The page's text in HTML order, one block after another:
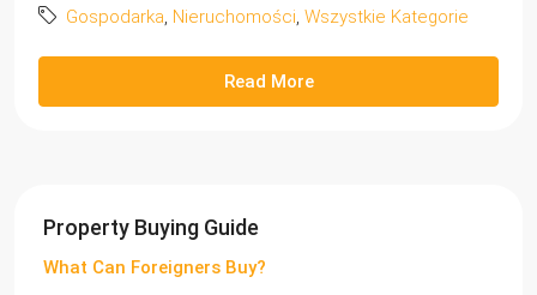
Gospodarka, Nieruchomości, Wszystkie Kategorie
Read More
Property Buying Guide
What Can Foreigners Buy?